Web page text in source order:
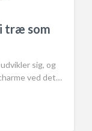
træ som
sig, og
ved det…